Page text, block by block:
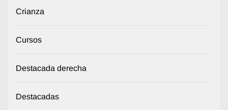
Crianza
Cursos
Destacada derecha
Destacadas